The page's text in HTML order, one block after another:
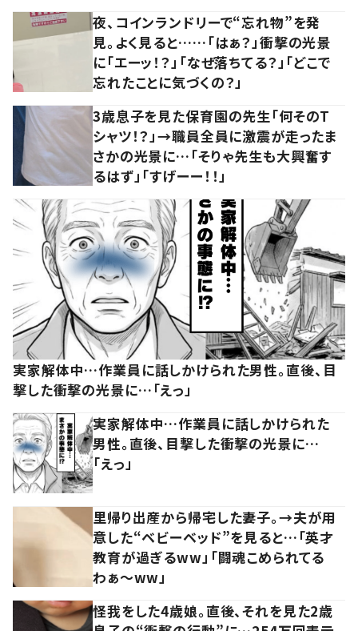
夜、コインランドリーで“忘れ物”を発
見。よく見ると……「はぁ？」衝撃の光景
に「エーッ！？」「なぜ落ちてる？」「どこで
忘れたことに気づくの？」
3歳息子を見た保育園の先生「何そのT
シャツ！？」→職員全員に激震が走ったま
さかの光景に…「そりゃ先生も大興奮す
るはず」「すげーー！！」
実家解体中…作業員に話しかけられた男性。直後、目
撃した衝撃の光景に…「えっ」
実家解体中…作業員に話しかけられた
男性。直後、目撃した衝撃の光景に…
「えっ」
里帰り出産から帰宅した妻子。→夫が用
意した“ベビーベッド”を見ると…「英才
教育が過ぎるww」「闘魂こめられてる
わぁ～ww」
怪我をした4歳娘。直後、それを見た2歳